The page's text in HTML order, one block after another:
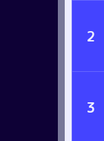
2
3